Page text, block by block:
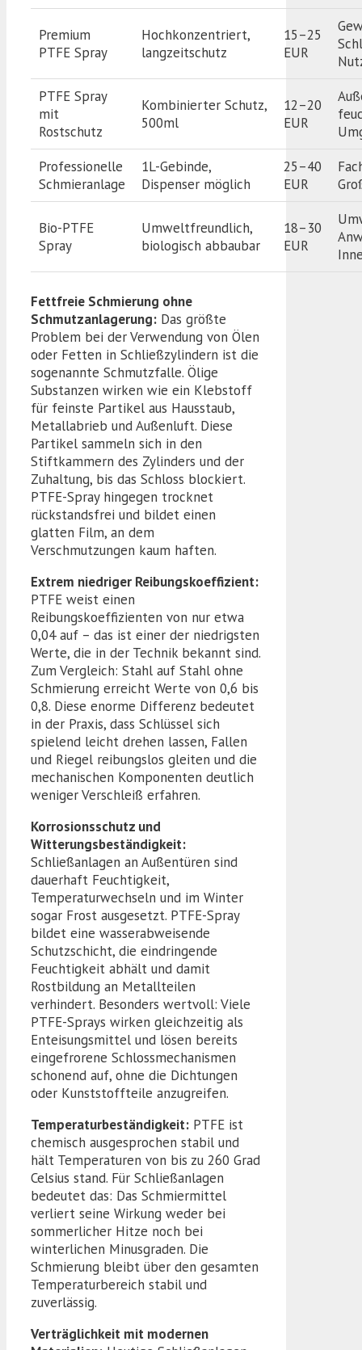
Premium
PTFE Spray
Hochkonzentriert,
langzeitschutz
15–25
EUR
PTFE Spray
mit
Rostschutz
Kombinierter Schutz,
500ml
12–20
EUR
Professionelle
Schmieranlage
1L-Gebinde,
Dispenser möglich
25–40
EUR
Bio-PTFE
Spray
Umweltfreundlich,
biologisch abbaubar
18–30
EUR
Fettfreie Schmierung ohne
Schmutzanlagerung: Das größte
Problem bei der Verwendung von Ölen
oder Fetten in Schließzylindern ist die
sogenannte Schmutzfalle. Ölige
Substanzen wirken wie ein Klebstoff
für feinste Partikel aus Hausstaub,
Metallabrieb und Außenluft. Diese
Partikel sammeln sich in den
Stiftkammern des Zylinders und der
Zuhaltung, bis das Schloss blockiert.
PTFE-Spray hingegen trocknet
rückstandsfrei und bildet einen
glatten Film, an dem
Verschmutzungen kaum haften.
Extrem niedriger Reibungskoeffizient:
PTFE weist einen
Reibungskoeffizienten von nur etwa
0,04 auf – das ist einer der niedrigsten
Werte, die in der Technik bekannt sind.
Zum Vergleich: Stahl auf Stahl ohne
Schmierung erreicht Werte von 0,6 bis
0,8. Diese enorme Differenz bedeutet
in der Praxis, dass Schlüssel sich
spielend leicht drehen lassen, Fallen
und Riegel reibungslos gleiten und die
mechanischen Komponenten deutlich
weniger Verschleiß erfahren.
Korrosionsschutz und
Witterungsbeständigkeit:
Schließanlagen an Außentüren sind
dauerhaft Feuchtigkeit,
Temperaturwechseln und im Winter
sogar Frost ausgesetzt. PTFE-Spray
bildet eine wasserabweisende
Schutzschicht, die eindringende
Feuchtigkeit abhält und damit
Rostbildung an Metallteilen
verhindert. Besonders wertvoll: Viele
PTFE-Sprays wirken gleichzeitig als
Enteisungsmittel und lösen bereits
eingefrorene Schlossmechanismen
schonend auf, ohne die Dichtungen
oder Kunststoffteile anzugreifen.
Temperaturbeständigkeit: PTFE ist
chemisch ausgesprochen stabil und
hält Temperaturen von bis zu 260 Grad
Celsius stand. Für Schließanlagen
bedeutet das: Das Schmiermittel
verliert seine Wirkung weder bei
sommerlicher Hitze noch bei
winterlichen Minusgraden. Die
Schmierung bleibt über den gesamten
Temperaturbereich stabil und
zuverlässig.
Verträglichkeit mit modernen